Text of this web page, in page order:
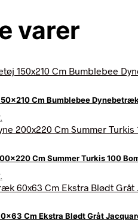
varer
Cm Bumblebee
aktuelle
er:
249,95 kr..
Cm Summer Turkis 100
aktuelle
er:
Cm Ekstra Blødt Gråt